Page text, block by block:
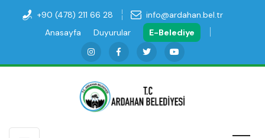
+90 (478) 211 66 28
info@ardahan.bel.tr
Anasayfa
Duyurular E-Belediye